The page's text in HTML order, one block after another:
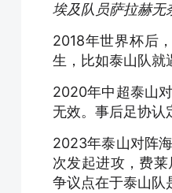
埃及队员萨拉赫无
2018年世界杯后
生，比如泰山队就
2020年中超泰山
无效。事后足协认
2023年泰山对阵
次发起进攻，费
争议点在于泰山队